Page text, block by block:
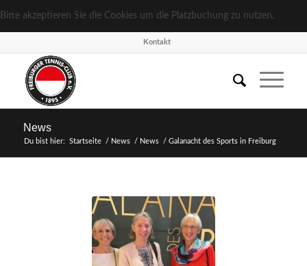
Bitte akzeptieren Sie die Cookies um die Platzbuchung zu nutzen.
Kon­takt
News
Du bist hier: Startseite / News / News / Gala­nacht des Sports in Freiburg